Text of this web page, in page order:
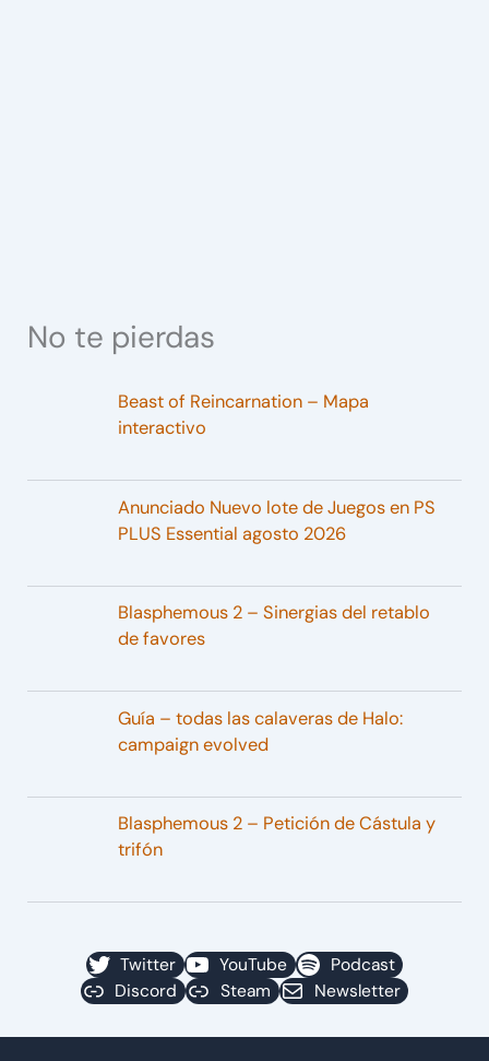
No te pierdas
Beast of Reincarnation – Mapa
interactivo
Anunciado Nuevo lote de Juegos en PS
PLUS Essential agosto 2026
Blasphemous 2 – Sinergias del retablo
de favores
Guía – todas las calaveras de Halo:
campaign evolved
Blasphemous 2 – Petición de Cástula y
trifón
Twitter YouTube
Podcast
Discord
Steam Newsletter